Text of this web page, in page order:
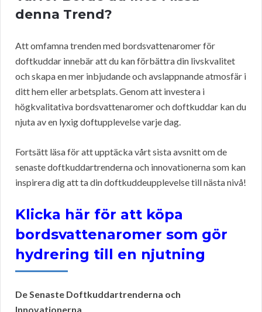
denna Trend?
Att omfamna trenden med bordsvattenaromer för
doftkuddar innebär att du kan förbättra din livskvalitet
och skapa en mer inbjudande och avslappnande atmosfär i
ditt hem eller arbetsplats. Genom att investera i
högkvalitativa bordsvattenaromer och doftkuddar kan du
njuta av en lyxig doftupplevelse varje dag.
Fortsätt läsa för att upptäcka vårt sista avsnitt om de
senaste doftkuddartrenderna och innovationerna som kan
inspirera dig att ta din doftkuddeupplevelse till nästa nivå!
Klicka här för att köpa
bordsvattenaromer som gör
hydrering till en njutning
De Senaste Doftkuddartrenderna och
Innovationerna